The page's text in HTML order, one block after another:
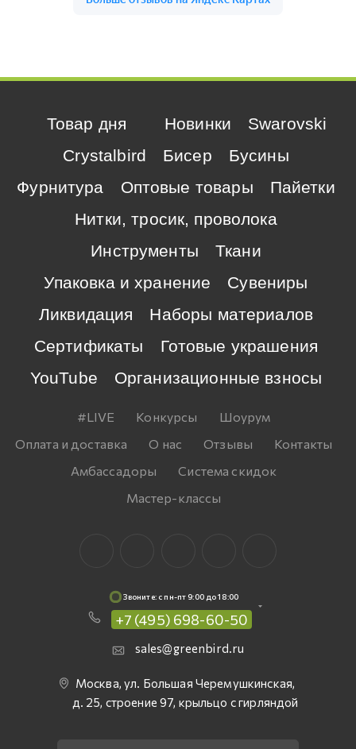
Товар дня Новинки
Swarovski
Crystalbird
Бисер
Бусины
Фурнитура
Оптовые товары
Пайетки
Нитки, тросик, проволока
Инструменты
Ткани
Упаковка и хранение
Сувениры
Ликвидация
Наборы материалов
Сертификаты
Готовые украшения
YouTube
Организационные взносы
#LIVE Конкурсы
Шоурум
Оплата и доставка
О нас Отзывы
Контакты
Амбассадоры
Система скидок
Мастер-классы
Звоните: c пн-пт 9:00 до 18:00
+7 (495) 698-60-50
sales@greenbird.ru
Москва, ул. Большая Черемушкинская,
д. 25, строение 97, крыльцо с гирляндой